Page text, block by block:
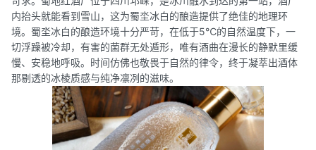
内抬头就能看到雪山，这为蜀坔冰白的酿造提供了绝佳的地理环
境。蜀坔冰白的酿造环境十分严苛，在低于5℃的自然温度下，一
切浮躁被冷却，有害的菌群无处遁形，唯有酒曲在漫长的静默里缓
慢、安稳地呼吸。时间仿佛也敬畏于自然的律令，终于凝萃出酒体
那剔透的冰棱质感与纯净凛冽的滋味。